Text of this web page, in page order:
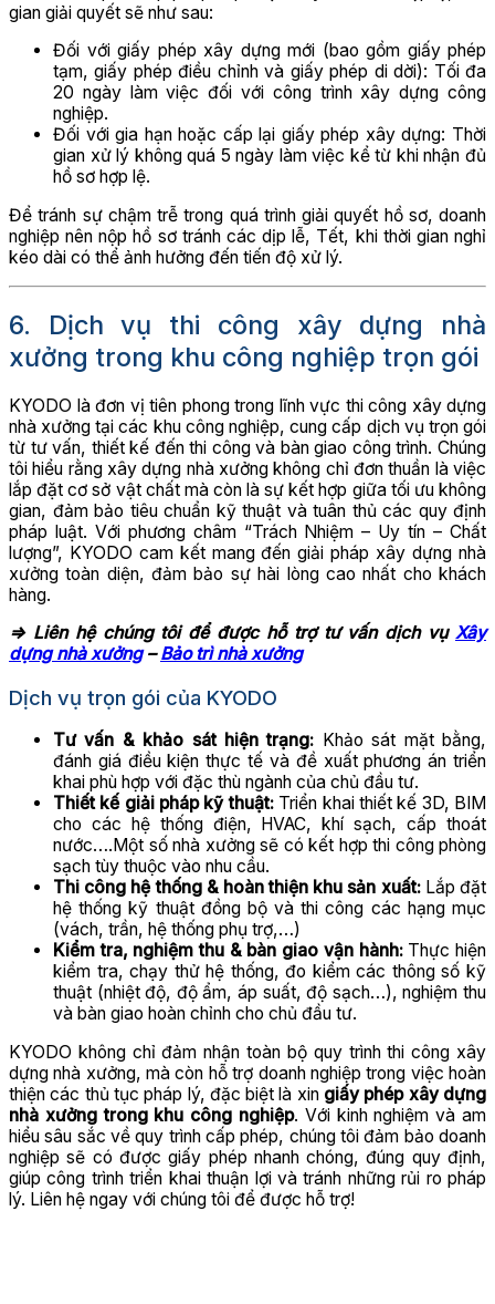
gian giải quyết sẽ như sau:
Đối với giấy phép xây dựng mới (bao gồm giấy phép
tạm, giấy phép điều chỉnh và giấy phép di dời): Tối đa
20 ngày làm việc đối với công trình xây dựng công
nghiệp.
Đối với gia hạn hoặc cấp lại giấy phép xây dựng: Thời
gian xử lý không quá 5 ngày làm việc kể từ khi nhận đủ
hồ sơ hợp lệ.
Để tránh sự chậm trễ trong quá trình giải quyết hồ sơ, doanh
nghiệp nên nộp hồ sơ tránh các dịp lễ, Tết, khi thời gian nghỉ
kéo dài có thể ảnh hưởng đến tiến độ xử lý.
6. Dịch vụ thi công xây dựng nhà
xưởng trong khu công nghiệp trọn gói
KYODO là đơn vị tiên phong trong lĩnh vực thi công xây dựng
nhà xưởng tại các khu công nghiệp, cung cấp dịch vụ trọn gói
từ tư vấn, thiết kế đến thi công và bàn giao công trình. Chúng
tôi hiểu rằng xây dựng nhà xưởng không chỉ đơn thuần là việc
lắp đặt cơ sở vật chất mà còn là sự kết hợp giữa tối ưu không
gian, đảm bảo tiêu chuẩn kỹ thuật và tuân thủ các quy định
pháp luật. Với phương châm “Trách Nhiệm – Uy tín – Chất
lượng”, KYODO cam kết mang đến giải pháp xây dựng nhà
xưởng toàn diện, đảm bảo sự hài lòng cao nhất cho khách
hàng.
=> Liên hệ chúng tôi để được hỗ trợ tư vấn dịch vụ Xây
dựng nhà xưởng–Bảo trì nhà xưởng
Dịch vụ trọn gói của KYODO
Tư vấn & khảo sát hiện trạng: Khảo sát mặt bằng,
đánh giá điều kiện thực tế và đề xuất phương án triển
khai phù hợp với đặc thù ngành của chủ đầu tư.
Thiết kế giải pháp kỹ thuật: Triển khai thiết kế 3D, BIM
cho các hệ thống điện, HVAC, khí sạch, cấp thoát
nước….Một số nhà xưởng sẽ có kết hợp thi công phòng
sạch tùy thuộc vào nhu cầu.
Thi công hệ thống & hoàn thiện khu sản xuất: Lắp đặt
hệ thống kỹ thuật đồng bộ và thi công các hạng mục
(vách, trần, hệ thống phụ trợ,…)
Kiểm tra, nghiệm thu & bàn giao vận hành: Thực hiện
kiểm tra, chạy thử hệ thống, đo kiểm các thông số kỹ
thuật (nhiệt độ, độ ẩm, áp suất, độ sạch…), nghiệm thu
và bàn giao hoàn chỉnh cho chủ đầu tư.
KYODO không chỉ đảm nhận toàn bộ quy trình thi công xây
dựng nhà xưởng, mà còn hỗ trợ doanh nghiệp trong việc hoàn
thiện các thủ tục pháp lý, đặc biệt là xin giấy phép xây dựng
nhà xưởng trong khu công nghiệp. Với kinh nghiệm và am
hiểu sâu sắc về quy trình cấp phép, chúng tôi đảm bảo doanh
nghiệp sẽ có được giấy phép nhanh chóng, đúng quy định,
giúp công trình triển khai thuận lợi và tránh những rủi ro pháp
lý. Liên hệ ngay với chúng tôi để được hỗ trợ!